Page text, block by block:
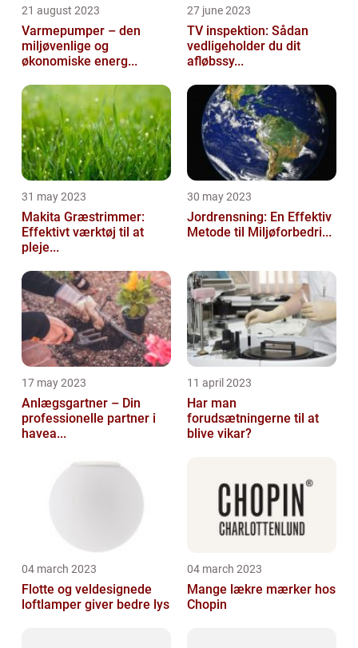
21 august 2023
Varmepumper – den
miljøvenlige og
økonomiske energ...
27 june 2023
TV inspektion: Sådan
vedligeholder du dit
afløbssy...
31 may 2023
Makita Græstrimmer:
Effektivt værktøj til at
pleje...
30 may 2023
Jordrensning: En Effektiv
Metode til Miljøforbedri...
17 may 2023
Anlægsgartner – Din
professionelle partner i
havea...
11 april 2023
Har man
forudsætningerne til at
blive vikar?
04 march 2023
Flotte og veldesignede
loftlamper giver bedre lys
04 march 2023
Mange lækre mærker hos
Chopin